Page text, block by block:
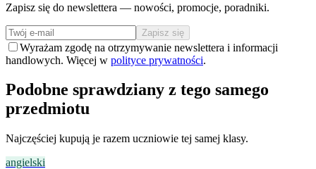
Zapisz się do newslettera — nowości, promocje, poradniki.
Zapisz się
Wyrażam zgodę na otrzymywanie newslettera i informacji
handlowych. Więcej w polityce prywatności.
Podobne sprawdziany z tego samego
przedmiotu
Najczęściej kupują je razem uczniowie tej samej klasy.
angielski